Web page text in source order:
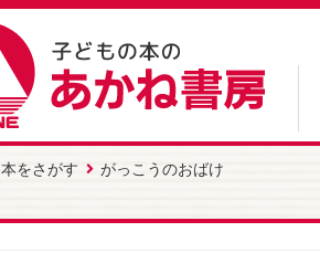
本をさがす がっこうのおばけ